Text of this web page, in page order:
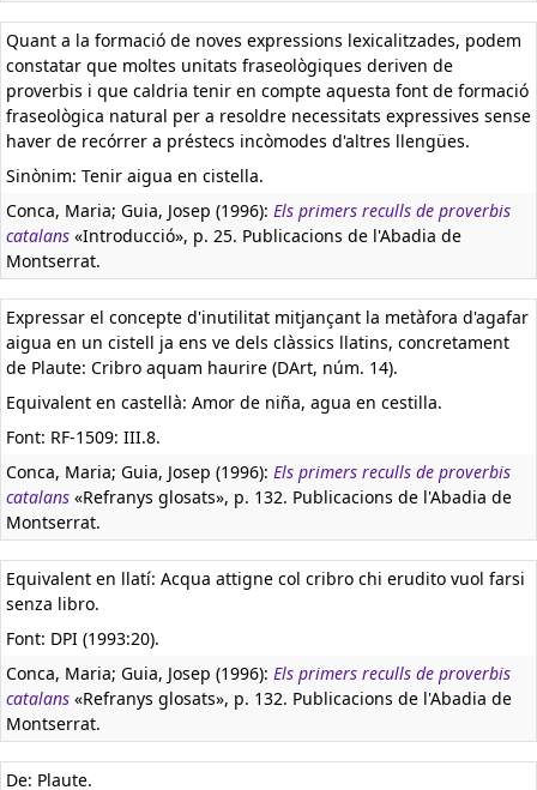
Quant a la formació de noves expressions lexicalitzades, podem
constatar que moltes unitats fraseològiques deriven de
proverbis i que caldria tenir en compte aquesta font de formació
fraseològica natural per a resoldre necessitats expressives sense
haver de recórrer a préstecs incòmodes d'altres llengües.
Sinònim: Tenir aigua en cistella.
Conca, Maria; Guia, Josep (1996): Els primers reculls de proverbis
catalans «Introducció», p. 25. Publicacions de l'Abadia de
Montserrat.
Expressar el concepte d'inutilitat mitjançant la metàfora d'agafar
aigua en un cistell ja ens ve dels clàssics llatins, concretament
de Plaute: Cribro aquam haurire (DArt, núm. 14).
Equivalent en castellà: Amor de niña, agua en cestilla.
Font: RF-1509: III.8.
Conca, Maria; Guia, Josep (1996): Els primers reculls de proverbis
catalans «Refranys glosats», p. 132. Publicacions de l'Abadia de
Montserrat.
Equivalent en llatí: Acqua attigne col cribro chi erudito vuol farsi
senza libro.
Font: DPI (1993:20).
Conca, Maria; Guia, Josep (1996): Els primers reculls de proverbis
catalans «Refranys glosats», p. 132. Publicacions de l'Abadia de
Montserrat.
De: Plaute.